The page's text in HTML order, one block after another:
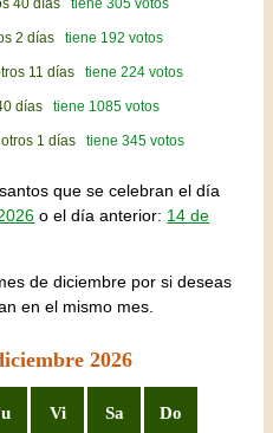
40 días tiene 305 votos
2 días tiene 192 votos
11 días tiene 224 votos
días tiene 1085 votos
1 días tiene 345 votos
que se celebran el día
o el día anterior: 14 de
de diciembre por si deseas
en el mismo mes.
2026
Vi Sa Do